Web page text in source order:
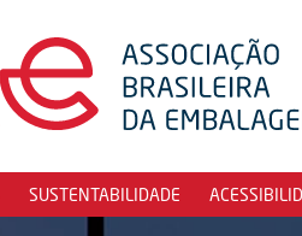
SUSTENTABILIDADE